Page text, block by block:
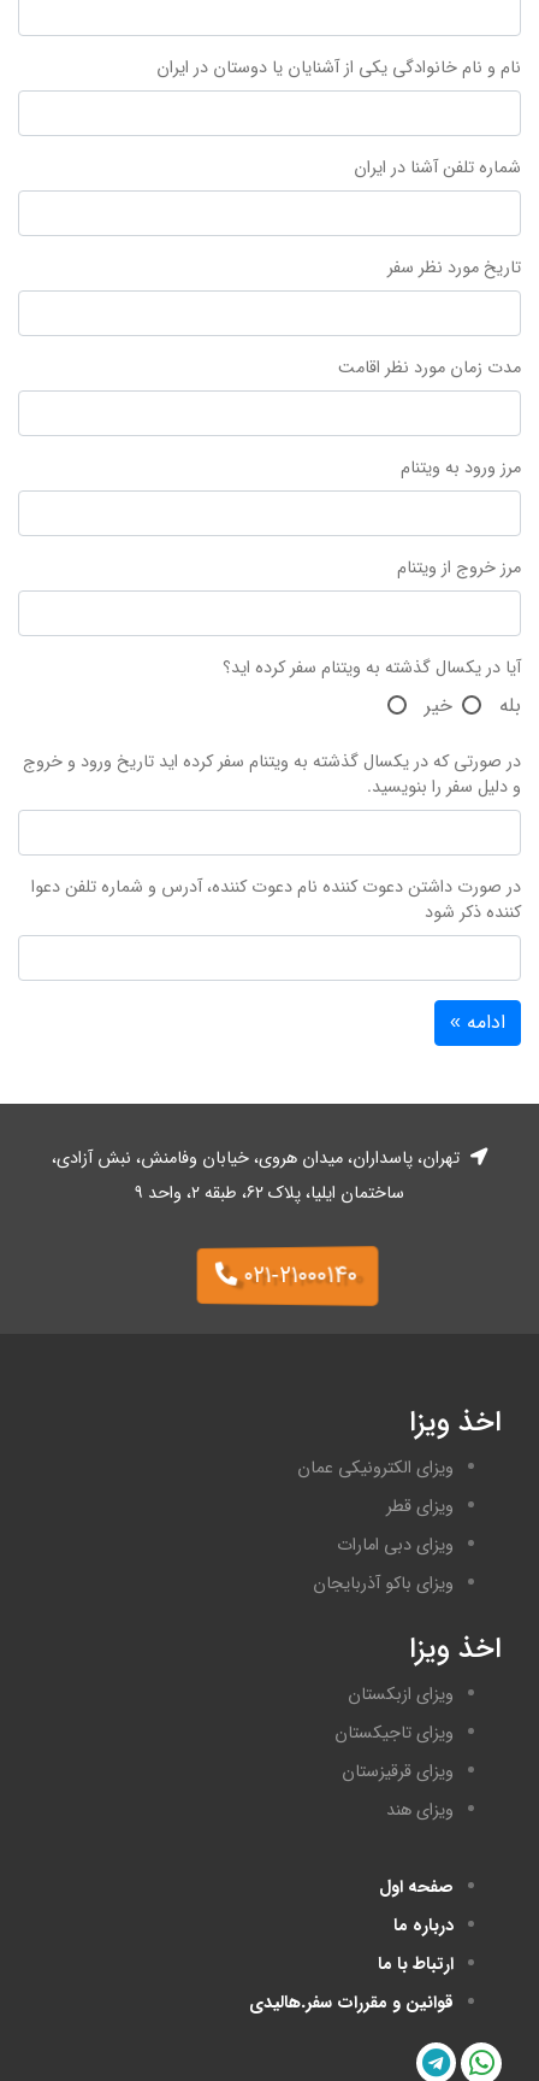
نام و نام خانوادگی یکی از آشنایان یا دوستان در ایران
شماره تلفن آشنا در ایران
تاریخ مورد نظر سفر
مدت زمان مورد نظر اقامت
مرز ورود به ویتنام
مرز خروج از ویتنام
آیا در یکسال گذشته به ویتنام سفر کرده اید؟
بله خیر
در صورتی که در یکسال گذشته به ویتنام سفر کرده اید تاریخ ورود و خروج
و دلیل سفر را بنویسید.
در صورت داشتن دعوت کننده نام دعوت کننده، آدرس و شماره تلفن دعوا
کننده ذکر شود
تهران، پاسداران، میدان هروی، خیابان وفا‌منش، نبش آزادی،
ساختمان ایلیا، پلاک ۶۲، طبقه ۲، واحد ۹
۰۲۱-۲۱۰۰۰۱۴۰
اخذ ویزا
ویزای الکترونیکی عمان
ویزای قطر
ویزای دبی امارات
ویزای باکو آذربایجان
اخذ ویزا
ویزای ازبکستان
ویزای تاجیکستان
ویزای قرقیزستان
ویزای هند
صفحه اول
درباره ما
ارتباط با ما
قوانین و مقررات سفر.هالیدی